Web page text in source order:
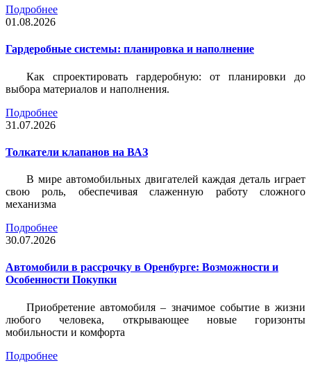
Подробнее
01.08.2026
Гардеробные системы: планировка и наполнение
Как спроектировать гардеробную: от планировки до
выбора материалов и наполнения.
Подробнее
31.07.2026
Толкатели клапанов на ВАЗ
В мире автомобильных двигателей каждая деталь играет
свою роль, обеспечивая слаженную работу сложного
механизма
Подробнее
30.07.2026
Автомобили в рассрочку в Оренбурге: Возможности и
Особенности Покупки
Приобретение автомобиля – значимое событие в жизни
любого человека, открывающее новые горизонты
мобильности и комфорта
Подробнее